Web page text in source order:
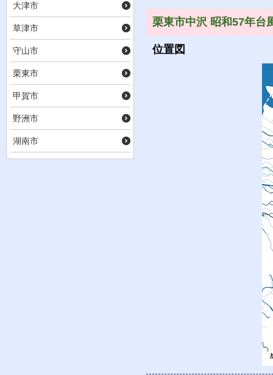
大津市
草津市
守山市
栗東市
甲賀市
野洲市
湖南市
栗東市中沢 昭和57年台
位置図